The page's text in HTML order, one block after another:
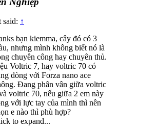
said: ↑
bạn kiemma, cây đó có 3
nhưng mình không biết nó là
chuyên công hay chuyên thủ.
Voltric 7, hay voltric 70 có
dòng với Forza nano ace
Đang phân vân giữa voltric
voltric 70, nếu giữa 2 em này
với lực tay của mình thì nên
e nào thì phù hợp?
to expand...